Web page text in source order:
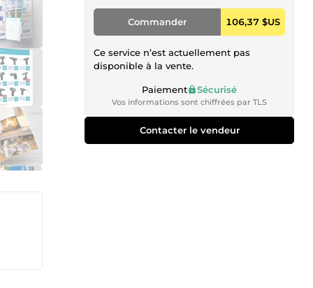
Commander 106,37 $US
Ce service n’est actuellement pas
disponible à la vente.
Paiement Sécurisé
Vos informations sont chiffrées par TLS
Contacter le vendeur